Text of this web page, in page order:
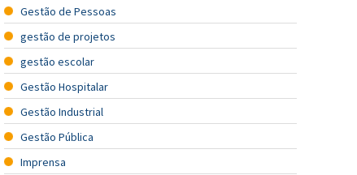
Gestão de Pessoas
gestão de projetos
gestão escolar
Gestão Hospitalar
Gestão Industrial
Gestão Pública
Imprensa